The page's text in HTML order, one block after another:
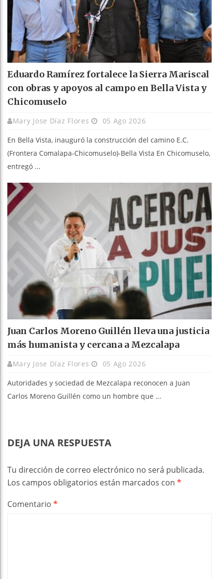
Eduardo Ramírez fortalece la Sierra Mariscal
con obras y apoyos al campo en Bella Vista y
Chicomuselo
Mary Jose Díaz Flores 05 Ago 2026
En Bella Vista, inauguró la construcción del camino E.C.
(Frontera Comalapa-Chicomuselo)-Bella Vista En Chicomuselo,
entregó ...
Juan Carlos Moreno Guillén lleva una justicia
más humanista y cercana a Mezcalapa
Mary Jose Díaz Flores 05 Ago 2026
Autoridades y sociedad de Mezcalapa reconocen a Juan
Carlos Moreno Guillén como un hombre que ...
DEJA UNA RESPUESTA
Tu dirección de correo electrónico no será publicada.
Los campos obligatorios están marcados con *
Comentario *